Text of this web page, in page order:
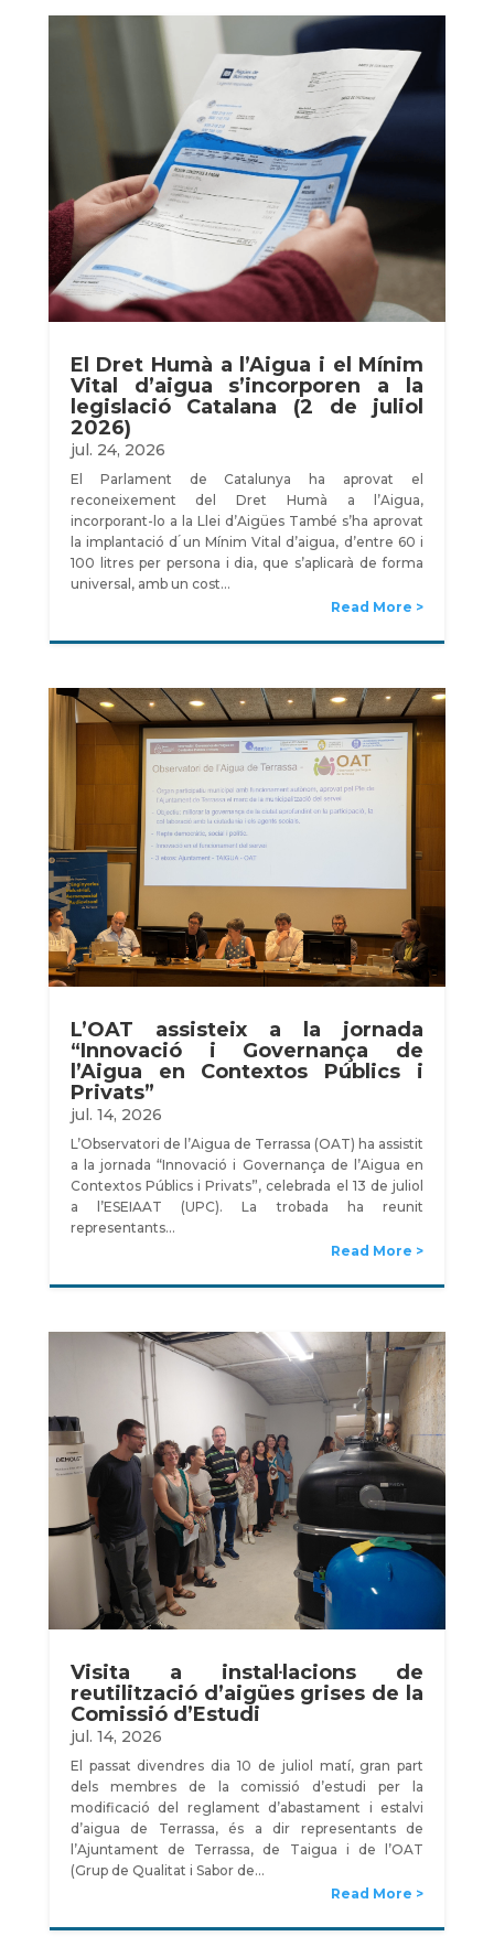
El Dret Humà a l’Aigua i el Mínim
Vital d’aigua s’incorporen a la
legislació Catalana (2 de juliol
2026)
jul. 24, 2026
El Parlament de Catalunya ha aprovat el
reconeixement del Dret Humà a l’Aigua,
incorporant-lo a la Llei d’Aigües També s’ha aprovat
la implantació d ́un Mínim Vital d’aigua, d’entre 60 i
100 litres per persona i dia, que s’aplicarà de forma
universal, amb un cost…
Read More
L’OAT assisteix a la jornada
“Innovació i Governança de
l’Aigua en Contextos Públics i
Privats”
jul. 14, 2026
L’Observatori de l’Aigua de Terrassa (OAT) ha assistit
a la jornada “Innovació i Governança de l’Aigua en
Contextos Públics i Privats”, celebrada el 13 de juliol
a l’ESEIAAT (UPC). La trobada ha reunit
representants…
Read More
Visita a instal·lacions de
reutilització d’aigües grises de la
Comissió d’Estudi
jul. 14, 2026
El passat divendres dia 10 de juliol matí, gran part
dels membres de la comissió d’estudi per la
modificació del reglament d’abastament i estalvi
d’aigua de Terrassa, és a dir representants de
l’Ajuntament de Terrassa, de Taigua i de l’OAT
(Grup de Qualitat i Sabor de…
Read More